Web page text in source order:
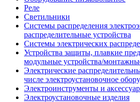
Реле
Светильники
Системы распределения
распределительные устройства
Системы электрических
Устройства защиты, плавкие
модульные устройства/
Электрические
числе электроустановочное
Электроинструменты и
Электроустановочные изделия